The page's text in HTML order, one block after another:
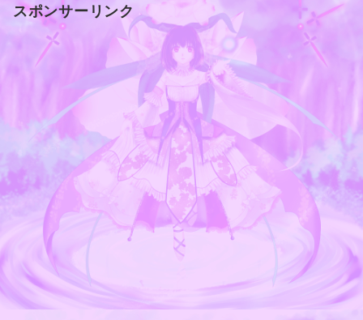
スポンサーリンク